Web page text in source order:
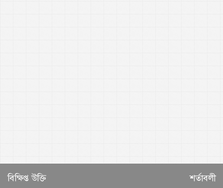
বিক্ষিপ্ত উক্তি শর্তাবলী